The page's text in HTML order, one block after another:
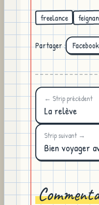
freelance
Partager : Facebook
← Strip précédent
La relève
Strip suivant →
Bien voyager